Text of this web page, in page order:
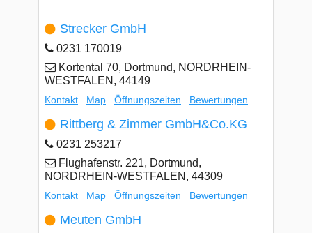
Strecker GmbH
0231 170019
Kortental 70, Dortmund, NORDRHEIN-
WESTFALEN, 44149
Kontakt Map Öffnungszeiten Bewertungen
Rittberg & Zimmer GmbH&Co.KG
0231 253217
Flughafenstr. 221, Dortmund,
NORDRHEIN-WESTFALEN, 44309
Kontakt Map Öffnungszeiten Bewertungen
Meuten GmbH